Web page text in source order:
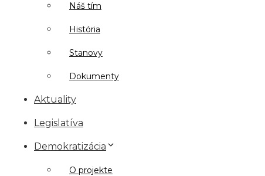
Náš tím
História
Stanovy
Dokumenty
Aktuality
Legislatíva
Demokratizácia
O projekte